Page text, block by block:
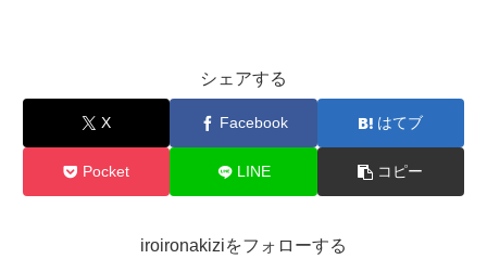
シェアする
X Facebook はてブ
Pocket LINE コピー
iroironakiziをフォローする